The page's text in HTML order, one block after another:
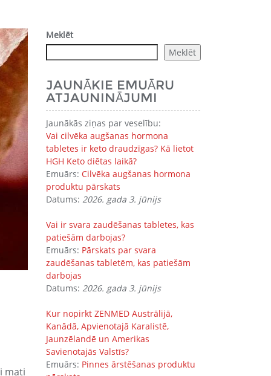
mati
Meklēt
Meklēt
JAUNĀKIE EMUĀRU
ATJAUNINĀJUMI
Jaunākās ziņas par veselību:
Vai cilvēka augšanas hormona
tabletes ir keto draudzīgas? Kā lietot
HGH Keto diētas laikā?
Emuārs: Cilvēka augšanas hormona
produktu pārskats
Datums: 2026. gada 3. jūnijs
Vai ir svara zaudēšanas tabletes, kas
patiešām darbojas?
Emuārs: Pārskats par svara
zaudēšanas tabletēm, kas patiešām
darbojas
Datums: 2026. gada 3. jūnijs
Kur nopirkt ZENMED Austrālijā,
Kanādā, Apvienotajā Karalistē,
Jaunzēlandē un Amerikas
Savienotajās Valstīs?
Emuārs: Pinnes ārstēšanas produktu